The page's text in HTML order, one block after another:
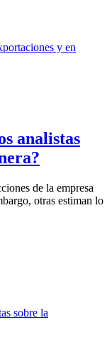
analistas
de la empresa
otras estiman lo